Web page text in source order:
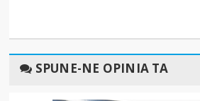
SPUNE-NE OPINIA TA